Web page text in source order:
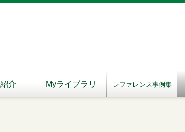
介 Myライブラリ レファレンス事例集